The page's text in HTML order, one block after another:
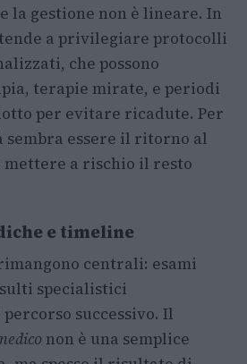
la gestione non è lineare. In
a privilegiare protocolli
che possono
terapie mirate, e periodi
per evitare ricadute. Per
essere il ritorno al
mettere a rischio il resto
e timeline
centrali: esami
specialistici
successivo. Il
non è una semplice